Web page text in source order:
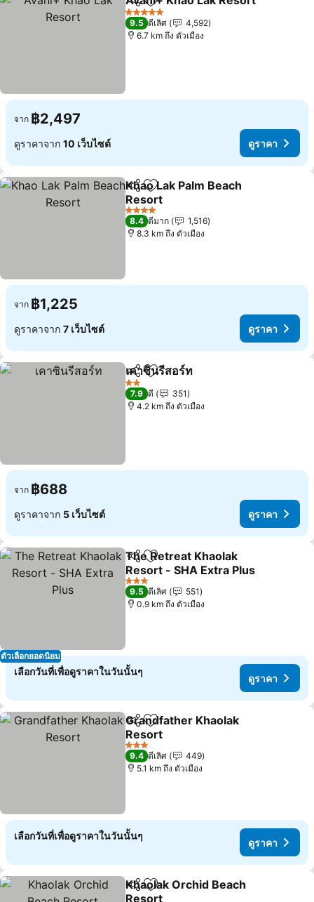
แชร์ เพิ่มในรายการโปรด
5 ดาว
9.5 ดีเลิศ
4,592
6.7 km ถึง ตัวเมือง
จาก ฿2,497
ดูราคาจาก 10 เว็บไซต์ ดูราคา
แชร์ เพิ่มในรายการโปรด
Khao Lak Palm Beach
Resort
ดูราคา
4 ดาว
8.4 ดีมาก
1,516
8.3 km ถึง ตัวเมือง
จาก ฿1,225
ดูราคาจาก 7 เว็บไซต์ ดูราคา
แชร์ เพิ่มในรายการโปรด
เคาซินรีสอร์ท
2 ดาว
7.9 ดี
351
4.2 km ถึง ตัวเมือง
จาก ฿688
ดูราคาจาก 5 เว็บไซต์ ดูราคา
ตัวเลือกยอดนิยม
แชร์ เพิ่มในรายการโปรด
The Retreat Khaolak
Resort - SHA Extra Plus
ดูราคา
3 ดาว
9.5 ดีเลิศ
551
0.9 km ถึง ตัวเมือง
เลือกวันที่เพื่อดูราคาในวันนั้นๆ
ดูราคา
แชร์ เพิ่มในรายการโปรด
Grandfather Khaolak
Resort
ดูราคา
3 ดาว
9.4 ดีเลิศ
449
5.1 km ถึง ตัวเมือง
เลือกวันที่เพื่อดูราคาในวันนั้นๆ
ดูราคา
แชร์ เพิ่มในรายการโปรด
Khaolak Orchid Beach
Resort